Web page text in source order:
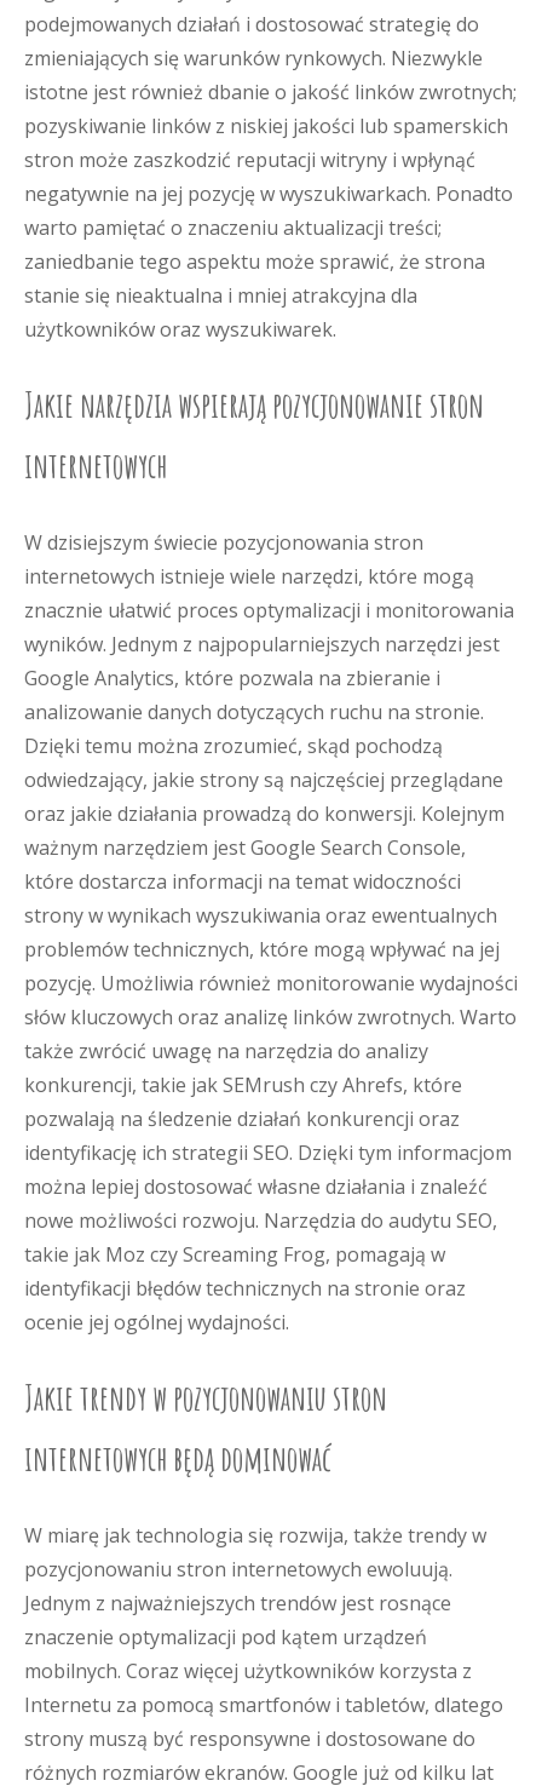
podejmowanych działań i dostosować strategię do
zmieniających się warunków rynkowych. Niezwykle
istotne jest również dbanie o jakość linków zwrotnych;
pozyskiwanie linków z niskiej jakości lub spamerskich
stron może zaszkodzić reputacji witryny i wpłynąć
negatywnie na jej pozycję w wyszukiwarkach. Ponadto
warto pamiętać o znaczeniu aktualizacji treści;
zaniedbanie tego aspektu może sprawić, że strona
stanie się nieaktualna i mniej atrakcyjna dla
użytkowników oraz wyszukiwarek.
Jakie narzędzia wspierają pozycjonowanie stron
internetowych
W dzisiejszym świecie pozycjonowania stron
internetowych istnieje wiele narzędzi, które mogą
znacznie ułatwić proces optymalizacji i monitorowania
wyników. Jednym z najpopularniejszych narzędzi jest
Google Analytics, które pozwala na zbieranie i
analizowanie danych dotyczących ruchu na stronie.
Dzięki temu można zrozumieć, skąd pochodzą
odwiedzający, jakie strony są najczęściej przeglądane
oraz jakie działania prowadzą do konwersji. Kolejnym
ważnym narzędziem jest Google Search Console,
które dostarcza informacji na temat widoczności
strony w wynikach wyszukiwania oraz ewentualnych
problemów technicznych, które mogą wpływać na jej
pozycję. Umożliwia również monitorowanie wydajności
słów kluczowych oraz analizę linków zwrotnych. Warto
także zwrócić uwagę na narzędzia do analizy
konkurencji, takie jak SEMrush czy Ahrefs, które
pozwalają na śledzenie działań konkurencji oraz
identyfikację ich strategii SEO. Dzięki tym informacjom
można lepiej dostosować własne działania i znaleźć
nowe możliwości rozwoju. Narzędzia do audytu SEO,
takie jak Moz czy Screaming Frog, pomagają w
identyfikacji błędów technicznych na stronie oraz
ocenie jej ogólnej wydajności.
Jakie trendy w pozycjonowaniu stron
internetowych będą dominować
W miarę jak technologia się rozwija, także trendy w
pozycjonowaniu stron internetowych ewoluują.
Jednym z najważniejszych trendów jest rosnące
znaczenie optymalizacji pod kątem urządzeń
mobilnych. Coraz więcej użytkowników korzysta z
Internetu za pomocą smartfonów i tabletów, dlatego
strony muszą być responsywne i dostosowane do
różnych rozmiarów ekranów. Google już od kilku lat